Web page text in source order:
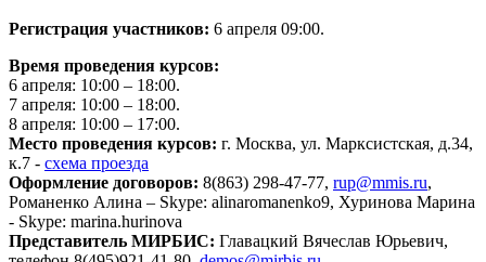
Регистрация участников: 6 апреля 09:00.
Время проведения курсов:
6 апреля: 10:00 – 18:00.
7 апреля: 10:00 – 18:00.
8 апреля: 10:00 – 17:00.
Место проведения курсов: г. Москва, ул. Марксистская, д.34,
к.7 - схема проезда
Оформление договоров: 8(863) 298-47-77, rup@mmis.ru,
Романенко Алина – Skype: alinaromanenko9, Хуринова Марина
- Skype: marina.hurinova
Представитель МИРБИС: Главацкий Вячеслав Юрьевич,